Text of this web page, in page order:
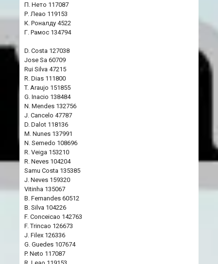
П. Нето 117087
Р. Леао 119153
К. Роналду 4522
Г. Рамос 134794
D. Costa 127038
Jose Sa 60709
Rui Silva 47215
R. Dias 111800
T. Araujo 151855
G. Inacio 138484
N. Mendes 132756
J. Cancelo 47787
D. Dalot 118136
M. Nunes 137991
N. Semedo 108696
R. Veiga 153210
R. Neves 104204
Samu Costa 135385
J. Neves 159320
Vitinha 135067
B. Fernandes 60512
B. Silva 104226
F. Conceicao 142763
F. Trincao 126673
J. Filex 126336
G. Guedes 107674
P. Neto 117087